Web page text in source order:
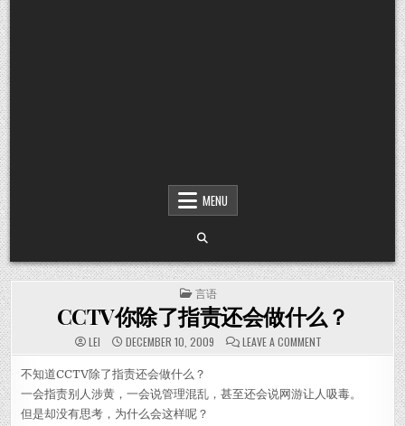
MENU
POSTED IN
言语
CCTV你除了指责还会做什么？
LEI DECEMBER 10, 2009 LEAVE A COMMENTON CCTV你除了
不知道CCTV除了指责还会做什么？
一会指责别人涉黄，一会说管理混乱，甚至还会说网游让人吸毒。
但是却没有思考，为什么会这样呢？